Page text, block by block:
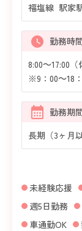
福塩線 駅家
勤務時
8:00～17:00（
※9：00～18
勤務期
長期（3ヶ月
未経験応援
週5日勤務
車通勤OK